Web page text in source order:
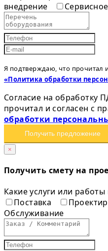
внедрение
Я подтверждаю, что прочитал
«Политика обработки
Согласие на обработку
прочитал и согласен с
обработки
Получить предложение
×
Получить смету на
Какие услуги или
Поставка
Обслуживание